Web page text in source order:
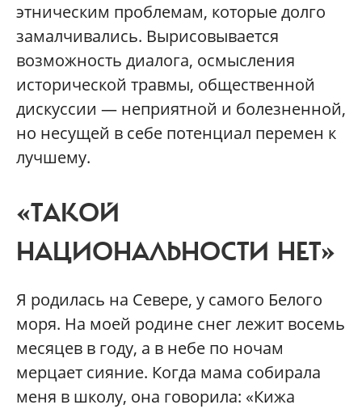
этническим проблемам, которые долго
замалчивались. Вырисовывается
возможность диалога, осмысления
исторической травмы, общественной
дискуссии — неприятной и болезненной,
но несущей в себе потенциал перемен к
лучшему.
«ТАКОЙ
НАЦИОНАЛЬНОСТИ НЕТ»
Я родилась на Севере, у самого Белого
моря. На моей родине снег лежит восемь
месяцев в году, а в небе по ночам
мерцает сияние. Когда мама собирала
меня в школу, она говорила: «Кижа